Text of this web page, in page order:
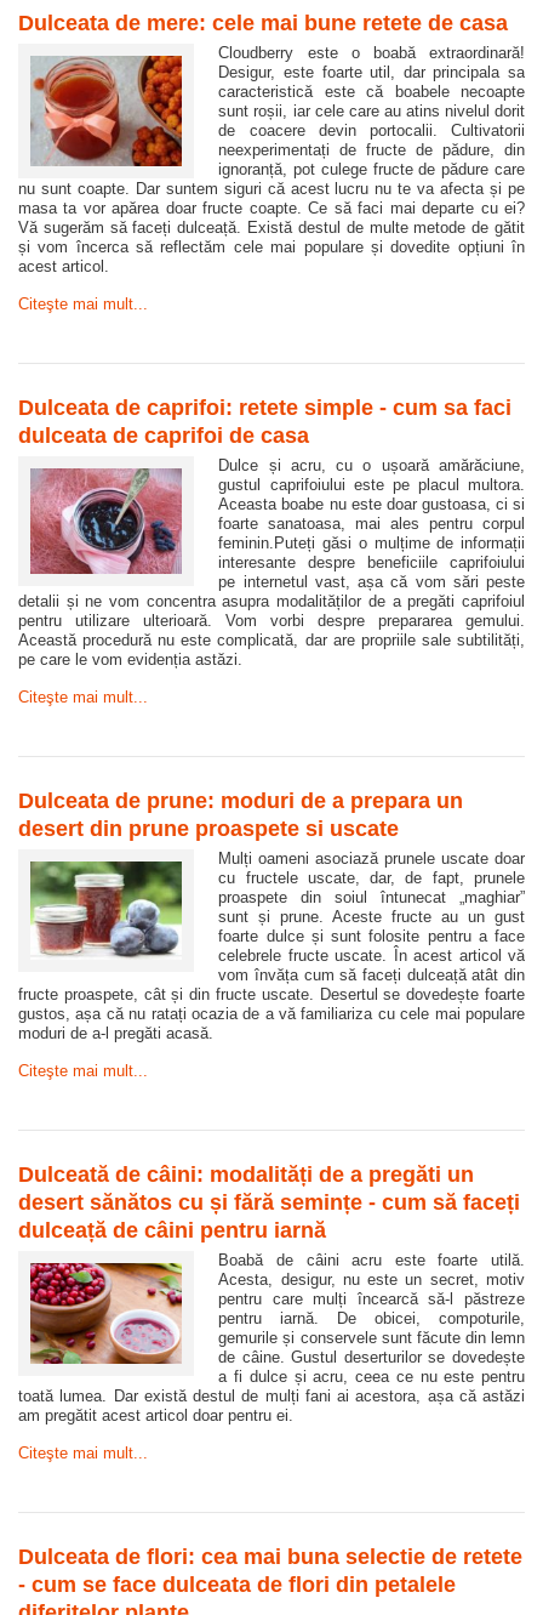
Dulceata de mere: cele mai bune retete de casa
Cloudberry este o boabă extraordinară!
Desigur, este foarte util, dar principala sa
caracteristică este că boabele necoapte
sunt roșii, iar cele care au atins nivelul dorit
de coacere devin portocalii. Cultivatorii
neexperimentați de fructe de pădure, din
ignoranță, pot culege fructe de pădure care
nu sunt coapte. Dar suntem siguri că acest lucru nu te va afecta și pe
masa ta vor apărea doar fructe coapte. Ce să faci mai departe cu ei?
Vă sugerăm să faceți dulceață. Există destul de multe metode de gătit
și vom încerca să reflectăm cele mai populare și dovedite opțiuni în
acest articol.
Citeşte mai mult...
Dulceata de caprifoi: retete simple - cum sa faci
dulceata de caprifoi de casa
Dulce și acru, cu o ușoară amărăciune,
gustul caprifoiului este pe placul multora.
Aceasta boabe nu este doar gustoasa, ci si
foarte sanatoasa, mai ales pentru corpul
feminin.Puteți găsi o mulțime de informații
interesante despre beneficiile caprifoiului
pe internetul vast, așa că vom sări peste
detalii și ne vom concentra asupra modalităților de a pregăti caprifoiul
pentru utilizare ulterioară. Vom vorbi despre prepararea gemului.
Această procedură nu este complicată, dar are propriile sale subtilități,
pe care le vom evidenția astăzi.
Citeşte mai mult...
Dulceata de prune: moduri de a prepara un
desert din prune proaspete si uscate
Mulți oameni asociază prunele uscate doar
cu fructele uscate, dar, de fapt, prunele
proaspete din soiul întunecat „maghiar”
sunt și prune. Aceste fructe au un gust
foarte dulce și sunt folosite pentru a face
celebrele fructe uscate. În acest articol vă
vom învăța cum să faceți dulceață atât din
fructe proaspete, cât și din fructe uscate. Desertul se dovedește foarte
gustos, așa că nu ratați ocazia de a vă familiariza cu cele mai populare
moduri de a-l pregăti acasă.
Citeşte mai mult...
Dulceată de câini: modalități de a pregăti un
desert sănătos cu și fără semințe - cum să faceți
dulceață de câini pentru iarnă
Boabă de câini acru este foarte utilă.
Acesta, desigur, nu este un secret, motiv
pentru care mulți încearcă să-l păstreze
pentru iarnă. De obicei, compoturile,
gemurile și conservele sunt făcute din lemn
de câine. Gustul deserturilor se dovedește
a fi dulce și acru, ceea ce nu este pentru
toată lumea. Dar există destul de mulți fani ai acestora, așa că astăzi
am pregătit acest articol doar pentru ei.
Citeşte mai mult...
Dulceata de flori: cea mai buna selectie de retete
- cum se face dulceata de flori din petalele